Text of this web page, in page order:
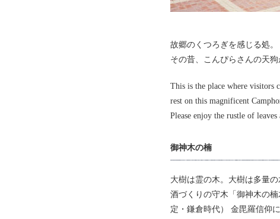
故郷のくつろぎを感じる処。
その昔、こんぴらさんの天
This is the place where visitors
rest on this magnificent
Please enjoy the rustle of
御神木の楠
大樹は霊の木。大樹は多量
酒づくりの守木「御神木の
定・鎌倉時代） 金毘羅信仰